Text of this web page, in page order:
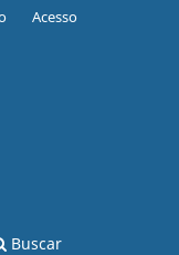
Buscar
Acesso